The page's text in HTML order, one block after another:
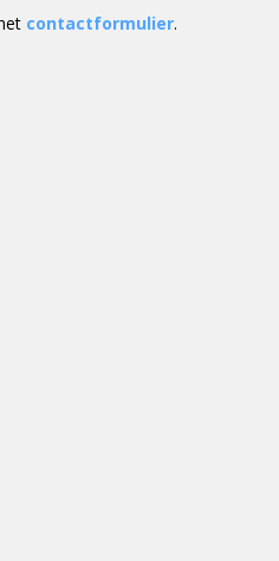
contactformulier.